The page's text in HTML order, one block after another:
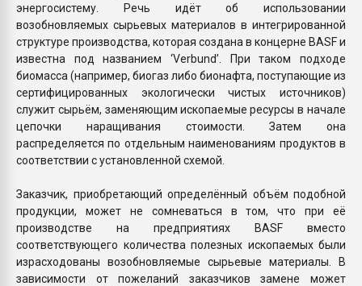
энергосистему. Речь идёт об использовании
возобновляемых сырьевых материалов в интегрированной
структуре производства, которая создана в концерне BASF и
известна под названием ‘Verbund’. При таком подходе
биомасса (например, биогаз либо бионафта, поступающие из
сертифицированных экологически чистых источников)
служит сырьём, заменяющим ископаемые ресурсы в начале
цепочки наращивания стоимости. Затем она
распределяется по отдельным наименованиям продуктов в
соответствии с установленной схемой.
Заказчик, приобретающий определённый объём подобной
продукции, может не сомневаться в том, что при её
производстве на предприятиях BASF вместо
соответствующего количества полезных ископаемых были
израсходованы возобновляемые сырьевые материалы. В
зависимости от пожеланий заказчиков замене может